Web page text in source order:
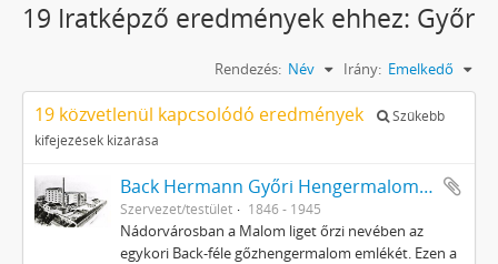
19 Iratképző eredmények ehhez: Győr
Rendezés: Név Irány: Emelkedő
19 közvetlenül kapcsolódó eredmények
Szűkebb
kifejezések kizárása
Back Hermann Győri Hengermalom Rt.
Szervezet/testület 1846 - 1945
Nádorvárosban a Malom liget őrzi nevében az
egykori Back-féle gőzhengermalom emlékét. Ezen a